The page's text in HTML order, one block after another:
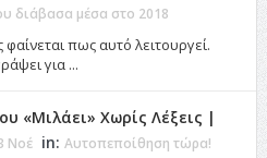
διάβασα μέσα στο 2018
πως αυτό λειτουργεί.
για ...
«Μιλάει» Χωρίς Λέξεις |
Νοέ in: Αυτοπεποίθηση τώρα!